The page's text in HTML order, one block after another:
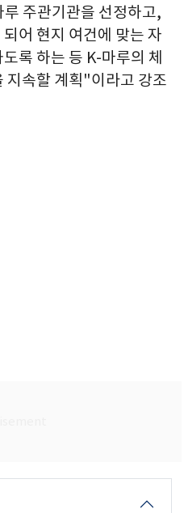
주관기관을 선정하고,
어 현지 여건에 맞는 자
록 하는 등 K-마루의 체
지속할 계획"이라고 강조